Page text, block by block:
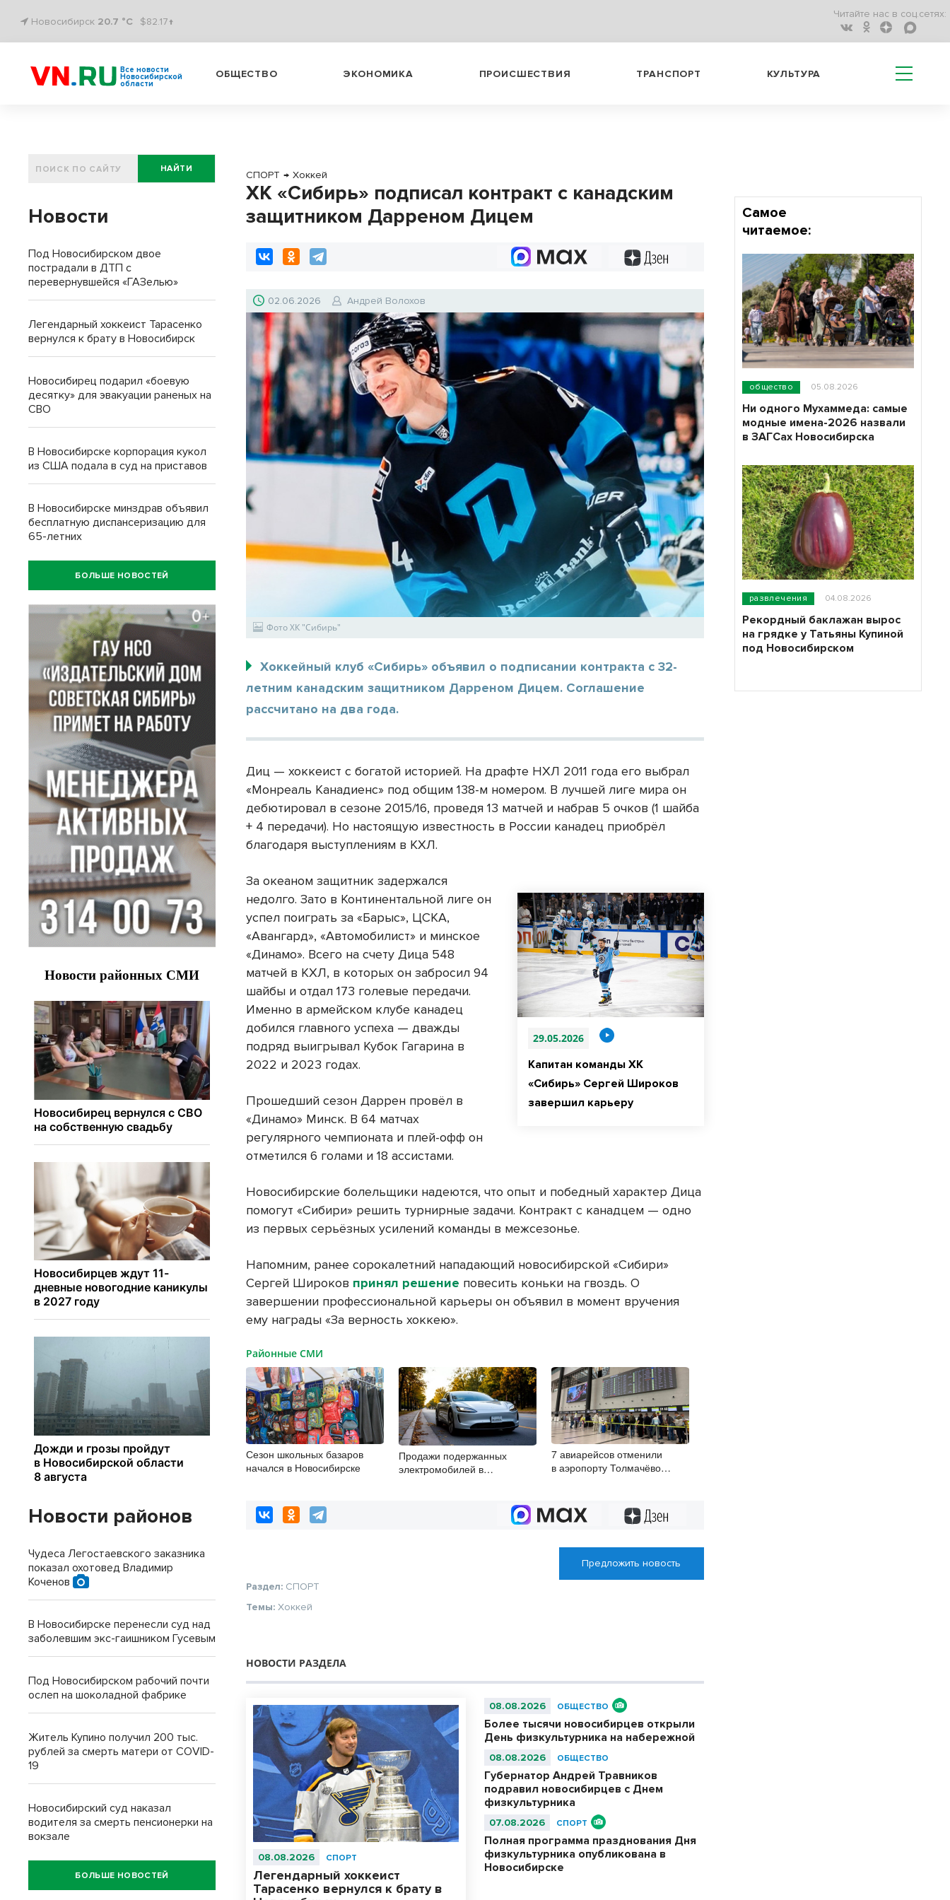
Новосибирск 20.7 °C $82.17↑
Читайте нас в соц.сетях:
Все новости
Новосибирской
области
ОБЩЕСТВО ЭКОНОМИКА ПРОИСШЕСТВИЯ ТРАНСПОРТ КУЛЬТУРА
СПОРТ → Хоккей
ХК «Сибирь» подписал контракт с канадским
защитником Дарреном Дицем
02.06.2026 Андрей Волохов
Фото ХК "Сибирь"
Хоккейный клуб «Сибирь» объявил о подписании контракта с 32-
летним канадским защитником Дарреном Дицем. Соглашение
рассчитано на два года.
Диц — хоккеист с богатой историей. На драфте НХЛ 2011 года его выбрал
«Монреаль Канадиенс» под общим 138-м номером. В лучшей лиге мира он
дебютировал в сезоне 2015/16, проведя 13 матчей и набрав 5 очков (1 шайба
+ 4 передачи). Но настоящую известность в России канадец приобрёл
благодаря выступлениям в КХЛ.
29.05.2026
Капитан команды ХК
«Сибирь» Сергей Широков
завершил карьеру
За океаном защитник задержался
недолго. Зато в Континентальной лиге он
успел поиграть за «Барыс», ЦСКА,
«Авангард», «Автомобилист» и минское
«Динамо». Всего на счету Дица 548
матчей в КХЛ, в которых он забросил 94
шайбы и отдал 173 голевые передачи.
Именно в армейском клубе канадец
добился главного успеха — дважды
подряд выигрывал Кубок Гагарина в
2022 и 2023 годах.
Прошедший сезон Даррен провёл в
«Динамо» Минск. В 64 матчах
регулярного чемпионата и плей-офф он
отметился 6 голами и 18 ассистами.
Новосибирские болельщики надеются, что опыт и победный характер Дица
помогут «Сибири» решить турнирные задачи. Контракт с канадцем — одно
из первых серьёзных усилений команды в межсезонье.
Напомним, ранее сорокалетний нападающий новосибирской «Сибири»
Сергей Широков принял решение повесить коньки на гвоздь. О
завершении профессиональной карьеры он объявил в момент вручения
ему награды «За верность хоккею».
Районные СМИ
Сезон школьных базаров
начался в Новосибирске
Продажи подержанных
электромобилей в
7 авиарейсов отменили
в аэропорту Толмачёво
Предложить новость
Раздел: СПОРТ
Темы:Хоккей
НОВОСТИ РАЗДЕЛА
08.08.2026 СПОРТ
Легендарный хоккеист
Тарасенко вернулся к брату в
08.08.2026 ОБЩЕСТВО
Более тысячи новосибирцев открыли
День физкультурника на набережной
08.08.2026 ОБЩЕСТВО
Губернатор Андрей Травников
подравил новосибирцев с Днем
физкультурника
07.08.2026 СПОРТ
Полная программа празднования Дня
физкультурника опубликована в
Новосибирске
НАЙТИ
Новости
Под Новосибирском двое
пострадали в ДТП с
перевернувшейся «ГАЗелью»
Легендарный хоккеист Тарасенко
вернулся к брату в Новосибирск
Новосибирец подарил «боевую
десятку» для эвакуации раненых на
СВО
В Новосибирске корпорация кукол
из США подала в суд на приставов
В Новосибирске минздрав объявил
бесплатную диспансеризацию для
65-летних
БОЛЬШЕ НОВОСТЕЙ
Новости районов
Чудеса Легостаевского заказника
показал охотовед Владимир
Коченов
В Новосибирске перенесли суд над
заболевшим экс-гаишником Гусевым
Под Новосибирском рабочий почти
ослеп на шоколадной фабрике
Житель Купино получил 200 тыс.
рублей за смерть матери от COVID-
19
Новосибирский суд наказал
водителя за смерть пенсионерки на
вокзале
БОЛЬШЕ НОВОСТЕЙ
Самое
читаемое:
общество 05.08.2026
Ни одного Мухаммеда: самые
модные имена-2026 назвали
в ЗАГСах Новосибирска
развлечения 04.08.2026
Рекордный баклажан вырос
на грядке у Татьяны Купиной
под Новосибирском